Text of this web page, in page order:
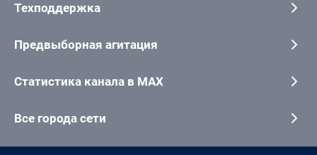
Техподдержка
Предвыборная агитация
Статистика канала в MAX
Все города сети